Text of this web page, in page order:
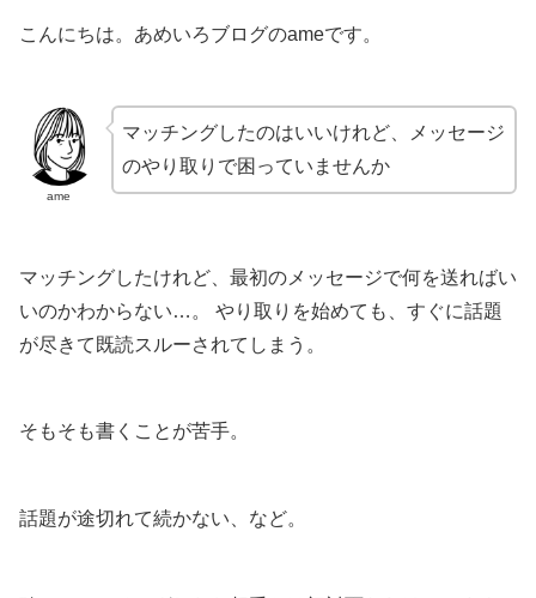
こんにちは。あめいろブログのameです。
ame
マッチングしたのはいいけれど、メッセージ
のやり取りで困っていませんか
マッチングしたけれど、最初のメッセージで何を送ればい
いのかわからない…。 やり取りを始めても、すぐに話題
が尽きて既読スルーされてしまう。
そもそも書くことが苦手。
話題が途切れて続かない、など。